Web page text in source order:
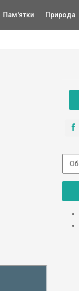
Пам'ятки Природа